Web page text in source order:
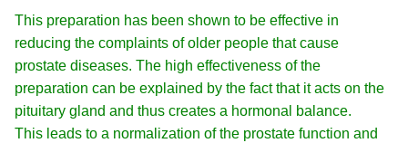
This preparation has been shown to be effective in
reducing the complaints of older people that cause
prostate diseases. The high effectiveness of the
preparation can be explained by the fact that it acts on the
pituitary gland and thus creates a hormonal balance.
This leads to a normalization of the prostate function and